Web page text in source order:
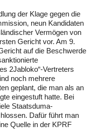
der Klage gegen die
neun Kandidaten
Vermögen von
Gericht vor. Am 9.
auf die Beschwerde
2Jabloko“-Vertreters
noch mehrere
geplant, die man als an
eingestuft hatte. Bei
Staatsduma-
Dafür führt man
Quelle in der KPRF